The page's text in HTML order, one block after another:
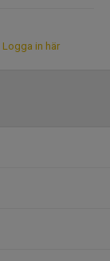
Logga in här